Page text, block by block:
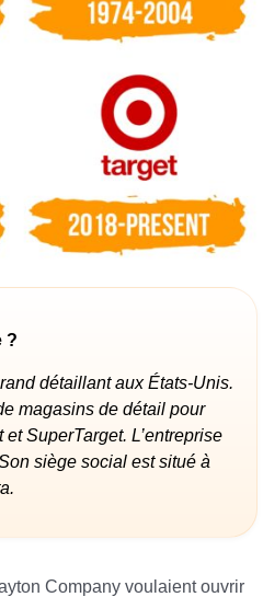
?
détaillant aux États-Unis.
magasins de détail pour
SuperTarget. L’entreprise
siège social est situé à
Company voulaient ouvrir